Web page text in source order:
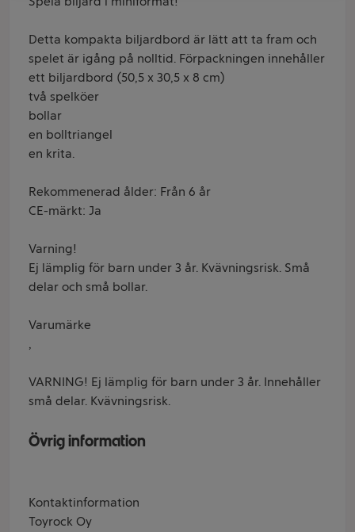
Detta kompakta biljardbord är lätt att ta fram och
spelet är igång på nolltid. Förpackningen innehåller
ett biljardbord (50,5 x 30,5 x 8 cm)
två spelköer
bollar
en bolltriangel
en krita.
Rekommenerad ålder: Från 6 år
CE-märkt: Ja
Varning!
Ej lämplig för barn under 3 år. Kvävningsrisk. Små
delar och små bollar.
Varumärke
,
VARNING! Ej lämplig för barn under 3 år. Innehåller
små delar. Kvävningsrisk.
Övrig information
Kontaktinformation
Toyrock Oy